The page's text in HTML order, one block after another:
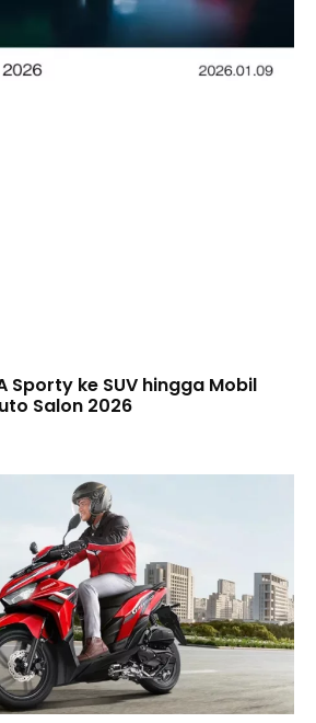
Sporty ke SUV hingga Mobil
Salon 2026